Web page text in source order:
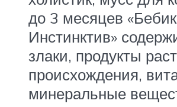
до 3 месяцев
Инстинктив»
злаки, продукты
происхождения,
минеральные